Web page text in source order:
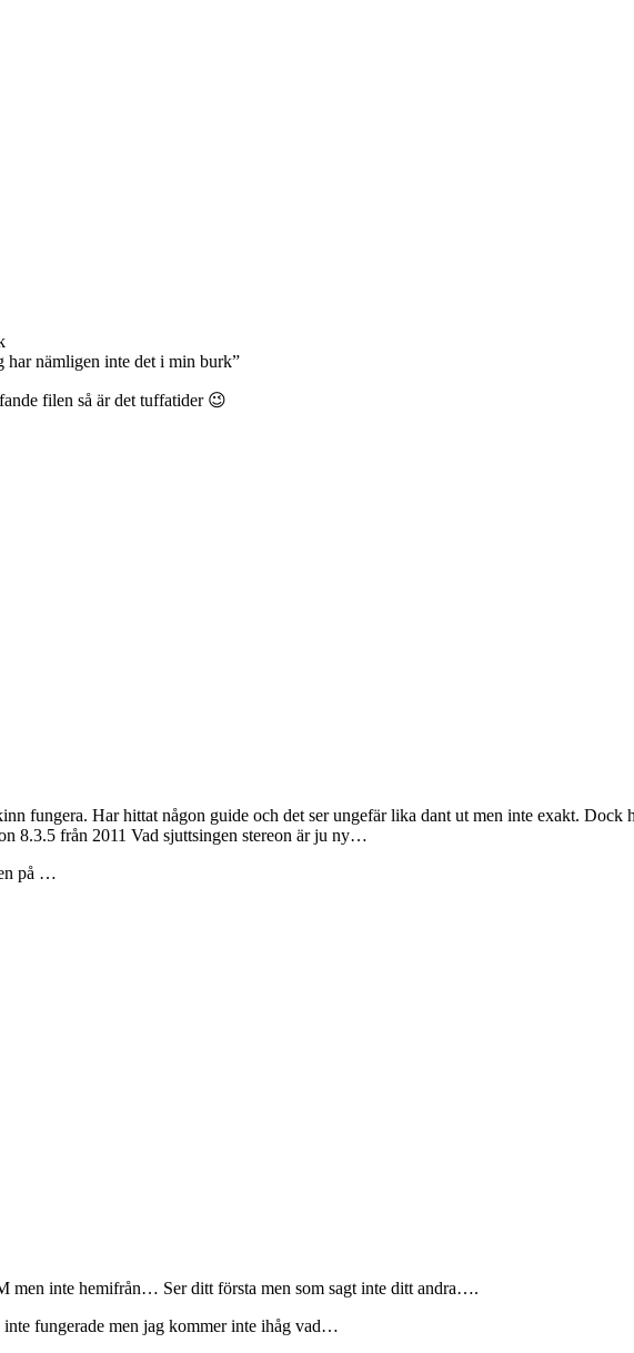
har nämligen inte det i min burk”
filen så är det tuffatider 😉
fungera. Har hittat någon guide och det ser ungefär lika dant ut men inte exakt. Dock
8.3.5 från 2011 Vad sjuttsingen stereon är ju ny…
på …
men inte hemifrån… Ser ditt första men som sagt inte ditt andra….
inte fungerade men jag kommer inte ihåg vad…